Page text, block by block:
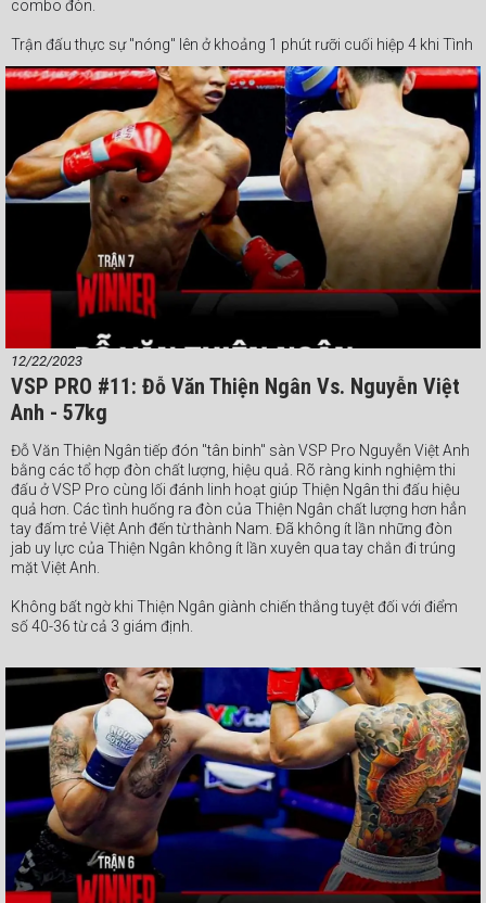
combo đòn.
Trận đấu thực sự "nóng" lên ở khoảng 1 phút rưỡi cuối hiệp 4 khi Tình
Em áp ra ra đòn liên tục trong khi Tuấn Thành thể lực suy giảm chỉ
có thể di chuyển liên tục né đòn hoặc phòng thủ chịu trận. Dù không
tìm thấy đòn knock-out nhưng chung cuộc Tình Em vẫn có chiến
thắng thuyết phục khi cả 3 giám định chấm thắng 39-37 cho tay đấm
này.
#Webthethao #VSPBoxing #boxing #quyenanh
12/22/2023
VSP PRO #11: Đỗ Văn Thiện Ngân Vs. Nguyễn Việt
Anh - 57kg
Đỗ Văn Thiện Ngân tiếp đón "tân binh" sàn VSP Pro Nguyễn Việt Anh
bằng các tổ hợp đòn chất lượng, hiệu quả. Rõ ràng kinh nghiệm thi
đấu ở VSP Pro cùng lối đánh linh hoạt giúp Thiện Ngân thi đấu hiệu
quả hơn. Các tình huống ra đòn của Thiện Ngân chất lượng hơn hẳn
tay đấm trẻ Việt Anh đến từ thành Nam. Đã không ít lần những đòn
jab uy lực của Thiện Ngân không ít lần xuyên qua tay chắn đi trúng
mặt Việt Anh.
Không bất ngờ khi Thiện Ngân giành chiến thắng tuyệt đối với điểm
số 40-36 từ cả 3 giám định.
#Webthethao #VSPBoxing #boxing #quyenanh